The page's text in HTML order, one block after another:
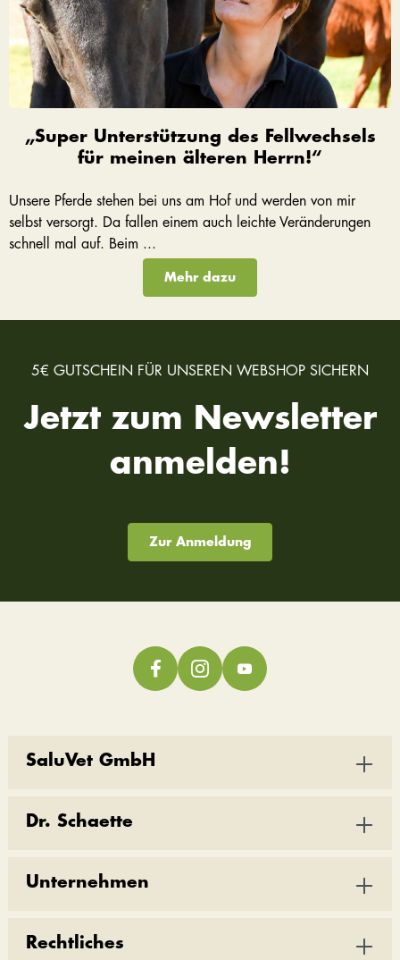
„Super Unterstützung des Fellwechsels
für meinen älteren Herrn!“
Unsere Pferde stehen bei uns am Hof und werden von mir
selbst versorgt. Da fallen einem auch leichte Veränderungen
schnell mal auf. Beim ...
Mehr dazu
5€ GUTSCHEIN FÜR UNSEREN WEBSHOP SICHERN
Jetzt zum Newsletter
anmelden!
Zur Anmeldung
SaluVet GmbH
Dr. Schaette
Unternehmen
Rechtliches